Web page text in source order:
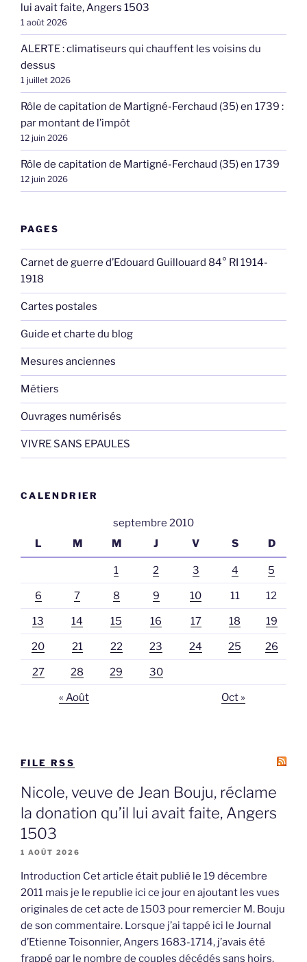
lui avait faite, Angers 1503
1 août 2026
ALERTE : climatiseurs qui chauffent les voisins du
dessus
1 juillet 2026
Rôle de capitation de Martigné-Ferchaud (35) en 1739 :
par montant de l’impôt
12 juin 2026
Rôle de capitation de Martigné-Ferchaud (35) en 1739
12 juin 2026
PAGES
Carnet de guerre d’Edouard Guillouard 84° RI 1914-
1918
Cartes postales
Guide et charte du blog
Mesures anciennes
Métiers
Ouvrages numérisés
VIVRE SANS EPAULES
CALENDRIER
septembre 2010
L
M M J V S D
1 2 3 4 5
6 7 8 9 10 11 12
13 14 15 16 17 18 19
20 21 22 23 24 25 26
27 28 29 30
« Août Oct »
FILE RSS
Nicole, veuve de Jean Bouju, réclame
la donation qu’il lui avait faite, Angers
1503
1 AOÛT 2026
Introduction Cet article était publié le 19 décembre
2011 mais je le republie ici ce jour en ajoutant les vues
originales de cet acte de 1503 pour remercier M. Bouju
de son commentaire. Lorsque j’ai tappé ici le Journal
d’Etienne Toisonnier, Angers 1683-1714, j’avais été
frappé par le nombre de couples décédés sans hoirs.